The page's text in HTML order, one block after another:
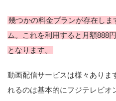
幾つかの料金プランが存在し
ム。これを利用すると月額888
となります。
動画配信サービスは様々ありま
れるのは基本的にフジテレビオ